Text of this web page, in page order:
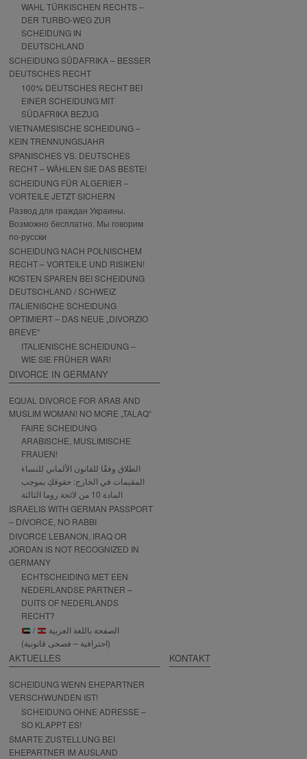
WAHL TÜRKISCHEN RECHTS –
DER TURBO-WEG ZUR
SCHEIDUNG IN
DEUTSCHLAND
SCHEIDUNG SÜDAFRIKA – BESSER
DEUTSCHES RECHT
100% DEUTSCHES RECHT BEI
EINER SCHEIDUNG MIT
SÜDAFRIKA BEZUG
VIETNAMESISCHE SCHEIDUNG –
KEIN TRENNUNGSJAHR
SPANISCHES VS. DEUTSCHES
RECHT – WÄHLEN SIE DAS BESTE!
SCHEIDUNG FÜR ALGERIER –
VORTEILE JETZT SICHERN
Развод для граждан Украины.
Возможно бесплатно. Мы говорим
по-русски
SCHEIDUNG NACH POLNISCHEM
RECHT – VORTEILE UND RISIKEN!
KOSTEN SPAREN BEI SCHEIDUNG
DEUTSCHLAND / SCHWEIZ
ITALIENISCHE SCHEIDUNG
OPTIMIERT – DAS NEUE „DIVORZIO
BREVE“
ITALIENISCHE SCHEIDUNG –
WIE SIE FRÜHER WAR!
DIVORCE IN GERMANY
EQUAL DIVORCE FOR ARAB AND
MUSLIM WOMAN! NO MORE „TALAQ“
FAIRE SCHEIDUNG
ARABISCHE, MUSLIMISCHE
FRAUEN!
الطلاق وفقًا للقانون الألماني للنساء
المقيمات في الخارج: حقوقكِ بموجب
المادة 10 من لائحة روما الثالثة
ISRAELIS WITH GERMAN PASSPORT
– DIVORCE, NO RABBI
DIVORCE LEBANON, IRAQ OR
JORDAN IS NOT RECOGNIZED IN
GERMANY
ECHTSCHEIDING MET EEN
NEDERLANDSE PARTNER –
DUITS OF NEDERLANDS
RECHT?
/
(احترافية – فصحى قانونية)
AKTUELLES
SCHEIDUNG WENN EHEPARTNER
VERSCHWUNDEN IST!
SCHEIDUNG OHNE ADRESSE –
SO KLAPPT ES!
SMARTE ZUSTELLUNG BEI
EHEPARTNER IM AUSLAND
KONTAKT